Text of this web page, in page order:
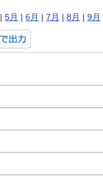
| 5月 | 6月 | 7月 | 8月 | 9月